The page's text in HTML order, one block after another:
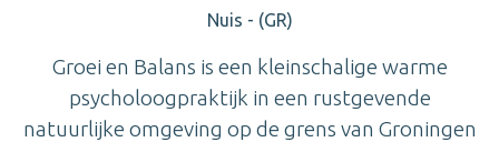
Nuis - (GR)
Groei en Balans is een kleinschalige warme
psycholoogpraktijk in een rustgevende
natuurlijke omgeving op de grens van Groningen